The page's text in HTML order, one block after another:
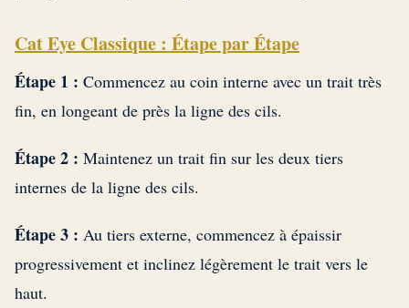
Cat Eye Classique : Étape par Étape
Étape 1 : Commencez au coin interne avec un trait très
fin, en longeant de près la ligne des cils.
Étape 2 : Maintenez un trait fin sur les deux tiers
internes de la ligne des cils.
Étape 3 : Au tiers externe, commencez à épaissir
progressivement et inclinez légèrement le trait vers le
haut.